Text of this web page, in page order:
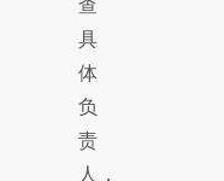
查
具
体
负
责
人，